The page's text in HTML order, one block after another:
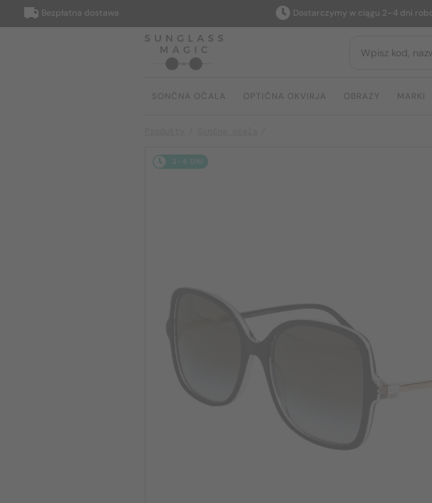
Bezpłatna dostawa Dostarczymy w ciągu 2–4 dni
SONČNA OČALA OPTIČNA OKVIRJA OBRAZY MARKI
2-4 DNI